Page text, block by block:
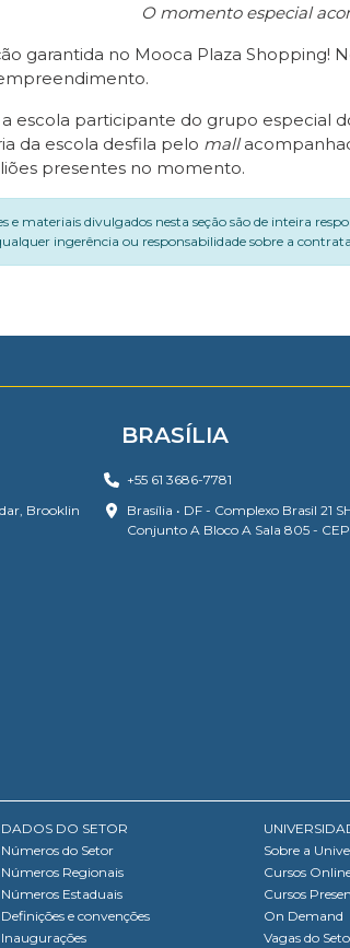
O momento especial
garantida no Mooca Plaza Shopping!
escola participante do grupo especial
da escola desfila pelo mall
presentes no momento.
e materiais divulgados nesta seção são de inteira
ingerência ou responsabilidade sobre a
Brooklin
BRASÍLIA
+55 61 3686-7781
Brasília • DF - Complexo Brasil 21
Conjunto A Bloco A Sala 805 -
DADOS DO SETOR
Números do Setor
Números Regionais
Números Estaduais
Definições e convenções
Inaugurações
Sobre a
Cursos
Cursos
On Demand
Vagas do